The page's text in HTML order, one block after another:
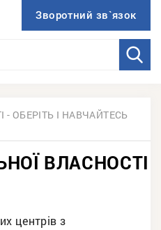
- ОБЕРІТЬ І НАВЧАЙТЕСЬ
ВЛАСНОСТІ
центрів з